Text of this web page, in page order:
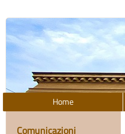
Home
Comunicazioni